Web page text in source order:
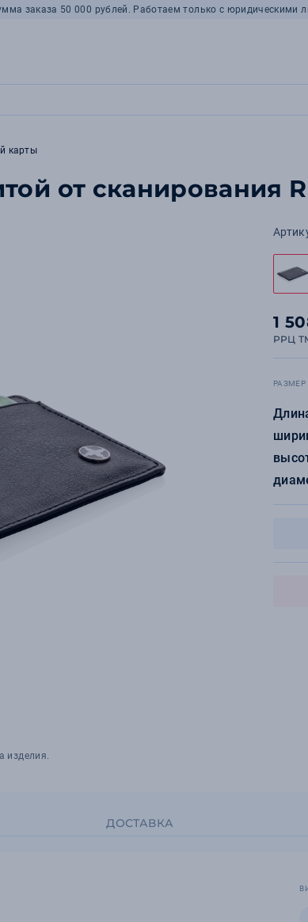
заказа 50 000 рублей. Работаем только с юридическими
карты
от сканирования
изделия.
1
РРЦ
РАЗМЕР
ДОСТАВКА